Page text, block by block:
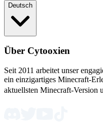
Deutsch
Über Cytooxien
Seit 2011 arbeitet unser
ein einzigartiges Minecraft-
aktuellsten Minecraft-